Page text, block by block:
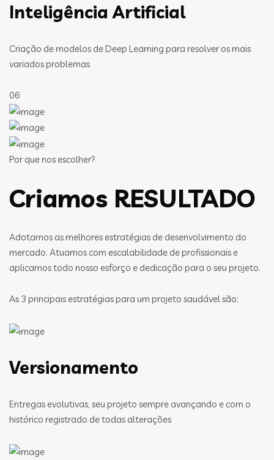
Inteligência Artificial
Criação de modelos de Deep Learning para resolver os mais
variados problemas
06
Por que nos escolher?
Criamos RESULTADO
Adotamos as melhores estratégias de desenvolvimento do
mercado. Atuamos com escalabilidade de profissionais e
aplicamos todo nosso esforço e dedicação para o seu projeto.
As 3 principais estratégias para um projeto saudável são:
Versionamento
Entregas evolutivas, seu projeto sempre avançando e com o
histórico registrado de todas alterações